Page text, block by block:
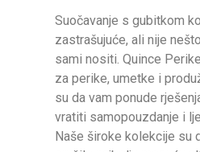
Suočavanje s gubitkom
zastrašujuće, ali nije
sami nositi. Quince
za perike, umetke i
su da vam ponude
vratiti samopouzdanje i
Naše široke kolekcije su